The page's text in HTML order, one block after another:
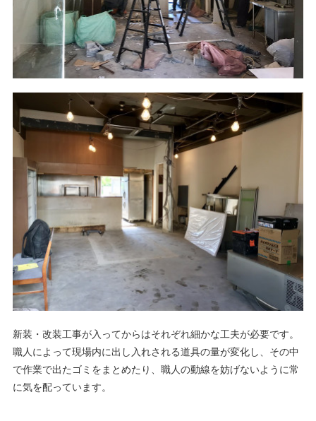
新装・改装工事が入ってからはそれぞれ細かな工夫が必要です。
職人によって現場内に出し入れされる道具の量が変化し、その中
で作業で出たゴミをまとめたり、職人の動線を妨げないように常
に気を配っています。